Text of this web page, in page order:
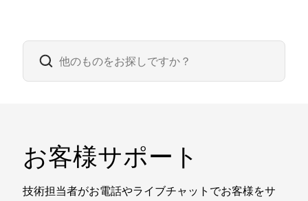
お客様サポート
技術担当者がお電話やライブチャットでお客様をサ